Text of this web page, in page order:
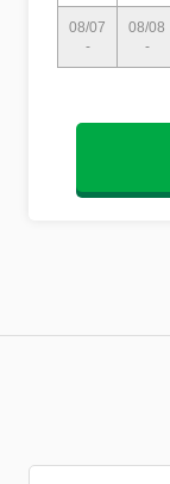
08/07
-
08/08
-